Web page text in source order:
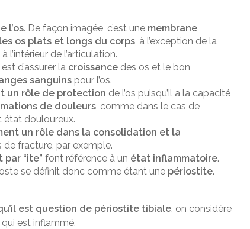
l’os. De façon imagée, c’est une membrane
os plats et longs du corps , à l’exception de la
l’intérieur de l’articulation.
est d’assurer la croissance des os et le bon
sanguins pour l’os.
un rôle de protection de l’os puisqu’il a la capacité
de douleurs , comme dans le cas de
état douloureux.
un rôle dans la consolidation et la
de fracture, par exemple.
“ite” font référence à un état inflammatoire.
se définit donc comme étant une périostite.
est question de périostite tibiale , on considère
qui est inflammé.